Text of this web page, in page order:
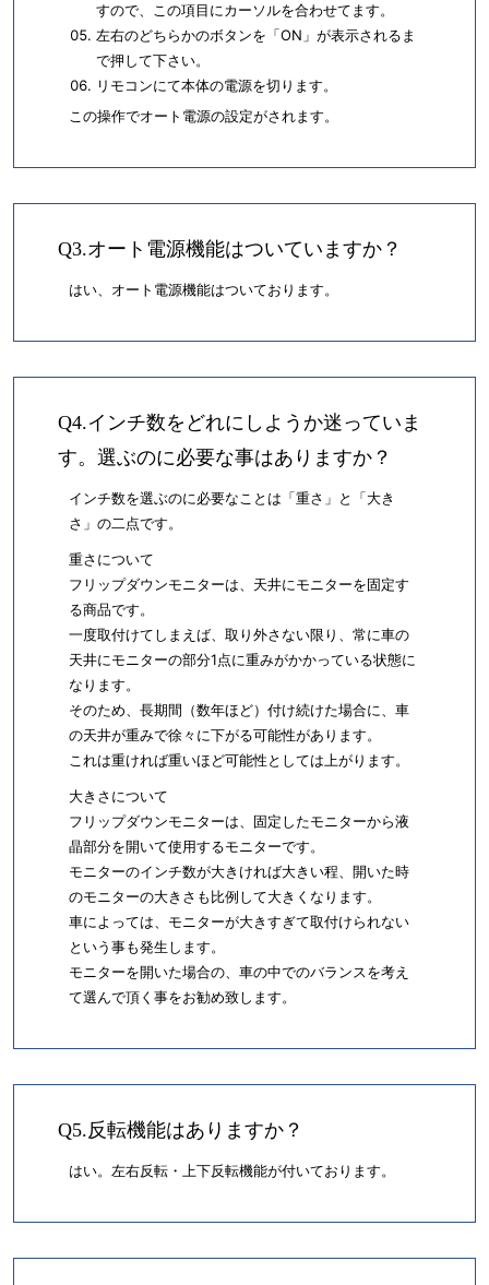
すので、この項目にカーソルを合わせてます。
左右のどちらかのボタンを「ON」が表示されるま
で押して下さい。
リモコンにて本体の電源を切ります。
この操作でオート電源の設定がされます。
Q3.オート電源機能はついていますか？
はい、オート電源機能はついております。
Q4.インチ数をどれにしようか迷っていま
す。選ぶのに必要な事はありますか？
インチ数を選ぶのに必要なことは「重さ」と「大き
さ」の二点です。
重さについて
フリップダウンモニターは、天井にモニターを固定す
る商品です。
一度取付けてしまえば、取り外さない限り、常に車の
天井にモニターの部分1点に重みがかかっている状態に
なります。
そのため、長期間（数年ほど）付け続けた場合に、車
の天井が重みで徐々に下がる可能性があります。
これは重ければ重いほど可能性としては上がります。
大きさについて
フリップダウンモニターは、固定したモニターから液
晶部分を開いて使用するモニターです。
モニターのインチ数が大きければ大きい程、開いた時
のモニターの大きさも比例して大きくなります。
車によっては、モニターが大きすぎて取付けられない
という事も発生します。
モニターを開いた場合の、車の中でのバランスを考え
て選んで頂く事をお勧め致します。
Q5.反転機能はありますか？
はい。左右反転・上下反転機能が付いております。